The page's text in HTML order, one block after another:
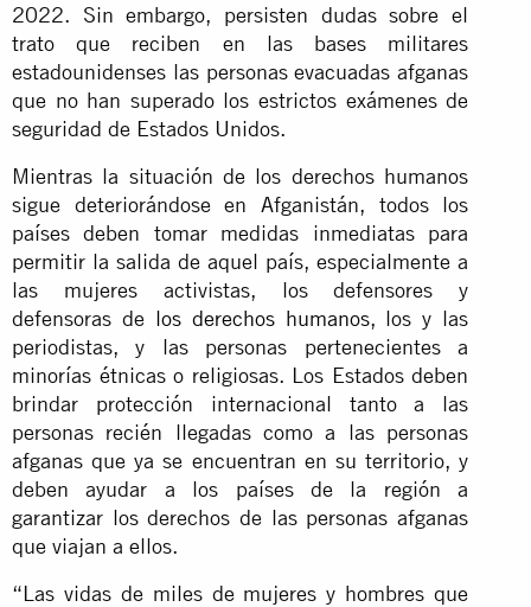
2022. Sin embargo, persisten dudas sobre el
trato que reciben en las bases militares
estadounidenses las personas evacuadas afganas
que no han superado los estrictos exámenes de
seguridad de Estados Unidos.
Mientras la situación de los derechos humanos
sigue deteriorándose en Afganistán, todos los
países deben tomar medidas inmediatas para
permitir la salida de aquel país, especialmente a
las mujeres activistas, los defensores y
defensoras de los derechos humanos, los y las
periodistas, y las personas pertenecientes a
minorías étnicas o religiosas. Los Estados deben
brindar protección internacional tanto a las
personas recién llegadas como a las personas
afganas que ya se encuentran en su territorio, y
deben ayudar a los países de la región a
garantizar los derechos de las personas afganas
que viajan a ellos.
“Las vidas de miles de mujeres y hombres que